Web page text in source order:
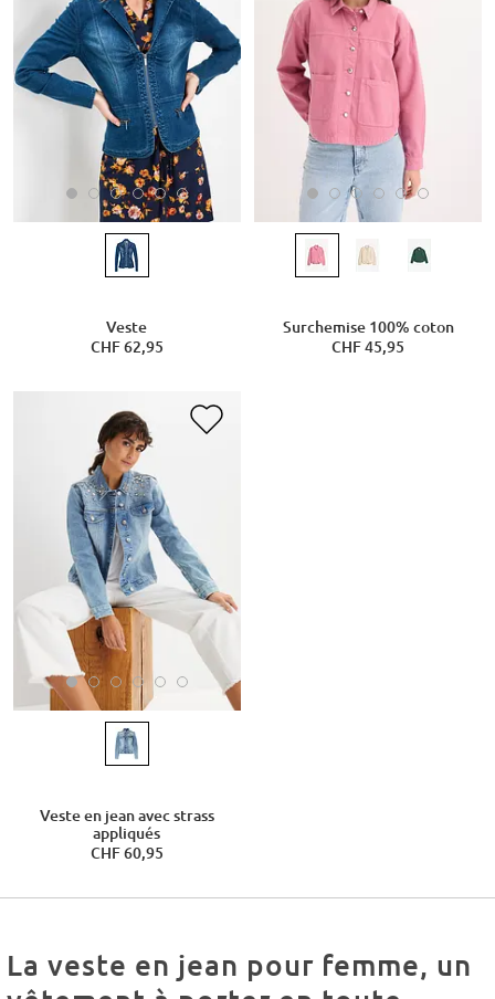
Veste
CHF 62,95
Surchemise 100% coton
CHF 45,95
Veste en jean avec strass
appliqués
CHF 60,95
La veste en jean pour femme, un